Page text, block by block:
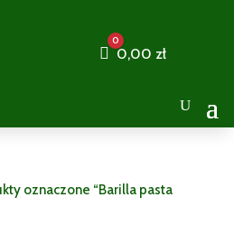
Cart
0
0,00 zł
oznaczone “Barilla pasta